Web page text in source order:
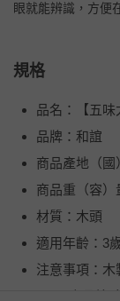
眼就能辨識，方便
規格
品名：【五
品牌：和誼
商品產地（國
商品重（容）
材質：木頭
適用年齡：3
注意事項：木